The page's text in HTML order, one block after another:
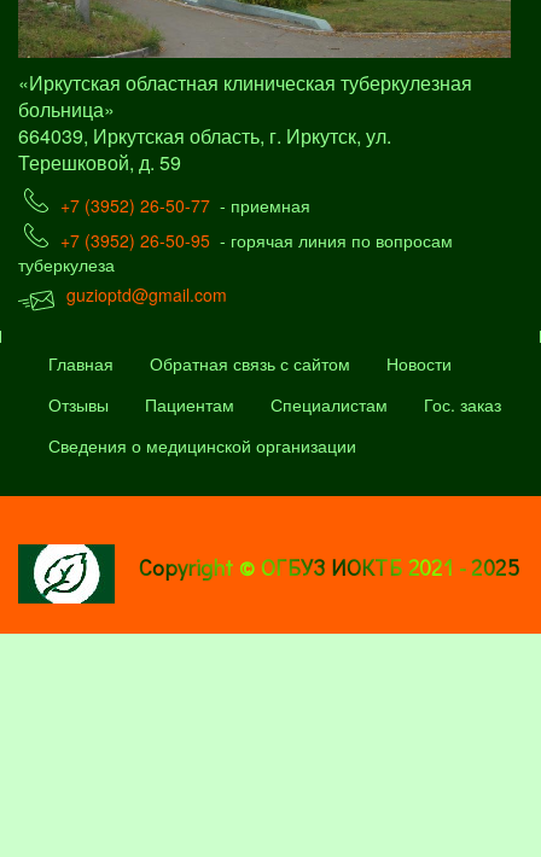
«Иркутская областная клиническая туберкулезная
больница»
664039, Иркутская область, г. Иркутск, ул.
Терешковой, д. 59
+7 (3952) 26-50-77 - приемная
+7 (3952) 26-50-95 - горячая линия по вопросам
туберкулеза
guzioptd@gmail.com
Главная Обратная связь с сайтом
Новости
Отзывы
Пациентам Специалистам
Гос. заказ
Сведения о медицинской организации
Copyright © ОГБУЗ ИОКТБ 2021 - 2025